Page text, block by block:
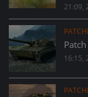
21:09,
16:15,